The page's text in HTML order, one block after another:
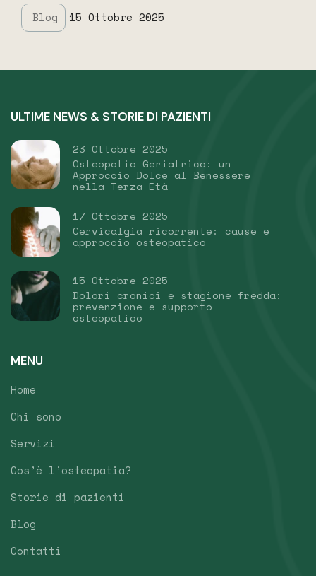
Blog 15 Ottobre 2025
SUPPORTO OSTEOPATICO
ULTIME NEWS & STORIE DI PAZIENTI
23 Ottobre 2025
Osteopatia Geriatrica: un
Approccio Dolce al Benessere
nella Terza Età
17 Ottobre 2025
Cervicalgia ricorrente: cause e
approccio osteopatico
15 Ottobre 2025
Dolori cronici e stagione fredda:
prevenzione e supporto
osteopatico
MENU
Home
Chi sono
Servizi
Cos’è l’osteopatia?
Storie di pazienti
Blog
Contatti